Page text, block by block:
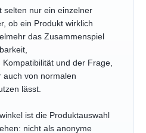
selten nur ein einzelner
ob ein Produkt wirklich
das Zusammenspiel
und der Frage,
auch von normalen
lässt.
ist die Produktauswahl
nicht als anonyme